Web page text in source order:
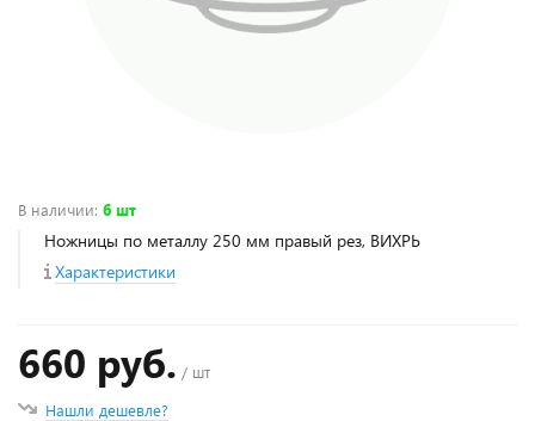
В наличии: 6 шт
Ножницы по металлу 250 мм правый рез, ВИХРЬ
Характеристики
660 руб. / шт
Нашли дешевле?